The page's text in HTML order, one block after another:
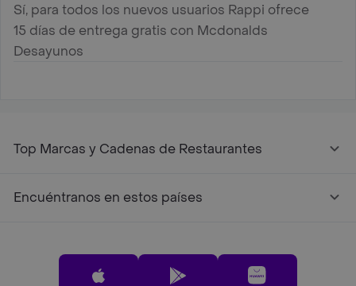
Sí, para todos los nuevos usuarios Rappi ofrece
15 días de entrega gratis con Mcdonalds
Desayunos
Top Marcas y Cadenas de Restaurantes
Encuéntranos en estos países